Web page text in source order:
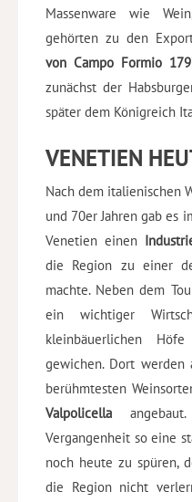
Massenware wie
gehörten zu den
von Campo Formio
zunächst der
später dem Königreich
VENETIEN
Nach dem italienischen
und 70er Jahren gab es
Venetien einen
die Region zu einer
machte. Neben dem
ein wichtiger
kleinbäuerlichen
gewichen. Dort
berühmtesten
Valpolicella
Vergangenheit so eine
noch heute zu spüren,
die Region nicht